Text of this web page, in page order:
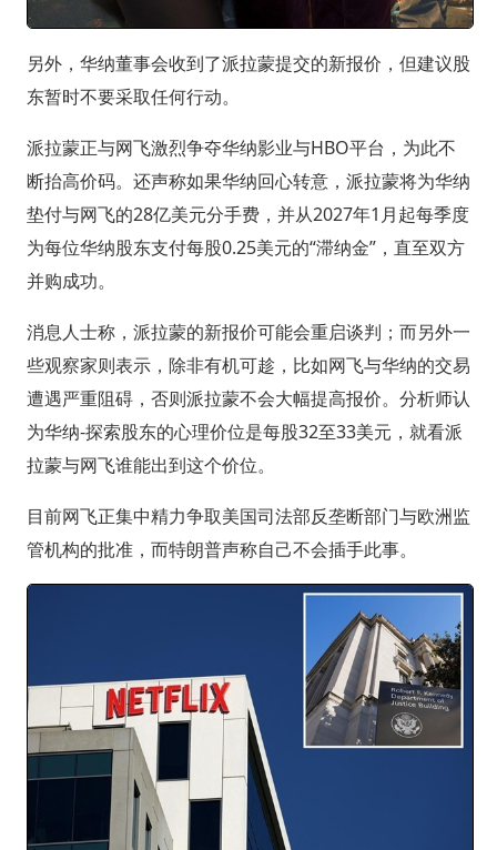
另外，华纳董事会收到了派拉蒙提交的新报价，但建议股
东暂时不要采取任何行动。
派拉蒙正与网飞激烈争夺华纳影业与HBO平台，为此不
断抬高价码。还声称如果华纳回心转意，派拉蒙将为华纳
垫付与网飞的28亿美元分手费，并从2027年1月起每季度
为每位华纳股东支付每股0.25美元的“滞纳金”，直至双方
并购成功。
消息人士称，派拉蒙的新报价可能会重启谈判；而另外一
些观察家则表示，除非有机可趁，比如网飞与华纳的交易
遭遇严重阻碍，否则派拉蒙不会大幅提高报价。分析师认
为华纳-探索股东的心理价位是每股32至33美元，就看派
拉蒙与网飞谁能出到这个价位。
目前网飞正集中精力争取美国司法部反垄断部门与欧洲监
管机构的批准，而特朗普声称自己不会插手此事。